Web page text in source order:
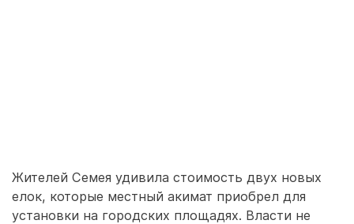
Жителей Семея удивила стоимость двух новых
елок, которые местный акимат приобрел для
установки на городских площадях. Власти не